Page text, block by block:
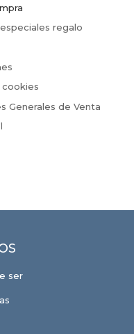
regalo
Generales de Venta
ser